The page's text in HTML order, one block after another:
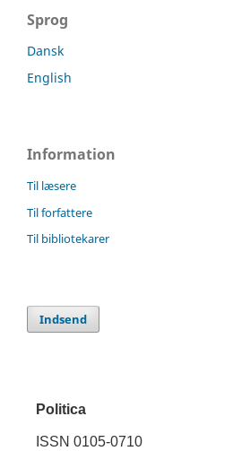
Sprog
Dansk
English
Information
Til læsere
Til forfattere
Til bibliotekarer
Indsend
Politica
ISSN 0105-0710